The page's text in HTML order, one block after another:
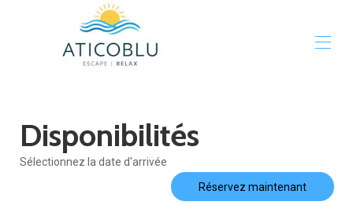
Galerie
Tarifs
Disponibilités
Carte
Avis
Disponibilités
Sélectionnez la date d'arrivée
Réservez maintenant